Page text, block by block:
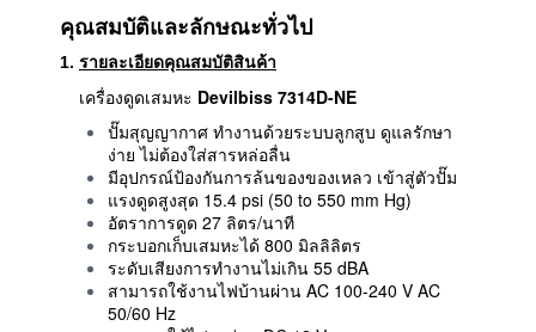
คุณสมบัติและลักษณะทั่วไป
1. รายละเอียดคุณสมบัติสินค้า
เครื่องดูดเสมหะ Devilbiss 7314D-NE
ปั๊มสุญญากาศ ทำงานด้วยระบบลูกสูบ ดูแลรักษา
ง่าย ไม่ต้องใส่สารหล่อลื่น
มีอุปกรณ์ป้องกันการล้นของของเหลว เข้าสู่ตัวปั๊ม
แรงดูดสูงสุด 15.4 psi (50 to 550 mm Hg)
อัตราการดูด 27 ลิตร/นาที
กระบอกเก็บเสมหะได้ 800 มิลลิลิตร
ระดับเสียงการทำงานไม่เกิน 55 dBA
สามารถใช้งานไฟบ้านผ่าน AC 100-240 V AC
50/60 Hz